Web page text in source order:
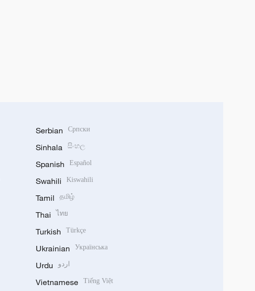
Serbian Српски
Sinhala සිංහල
Spanish Español
Swahili Kiswahili
Tamil தமிழ்
Thai ไทย
Turkish Türkçe
Ukrainian Українська
Urdu اردو
Vietnamese Tiếng Việt